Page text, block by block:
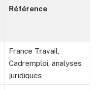
Référence
France Travail,
Cadremploi, analyses
juridiques